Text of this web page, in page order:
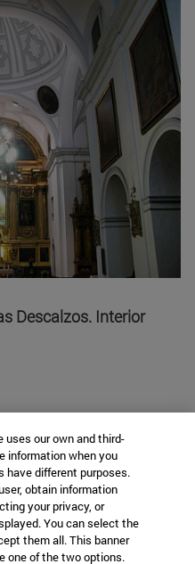
Descalzos. Interior
y Arte Navarro
our own and third-
information when you
have different purposes.
obtain information
your privacy, or
You can select the
them all. This banner
one of the two options.